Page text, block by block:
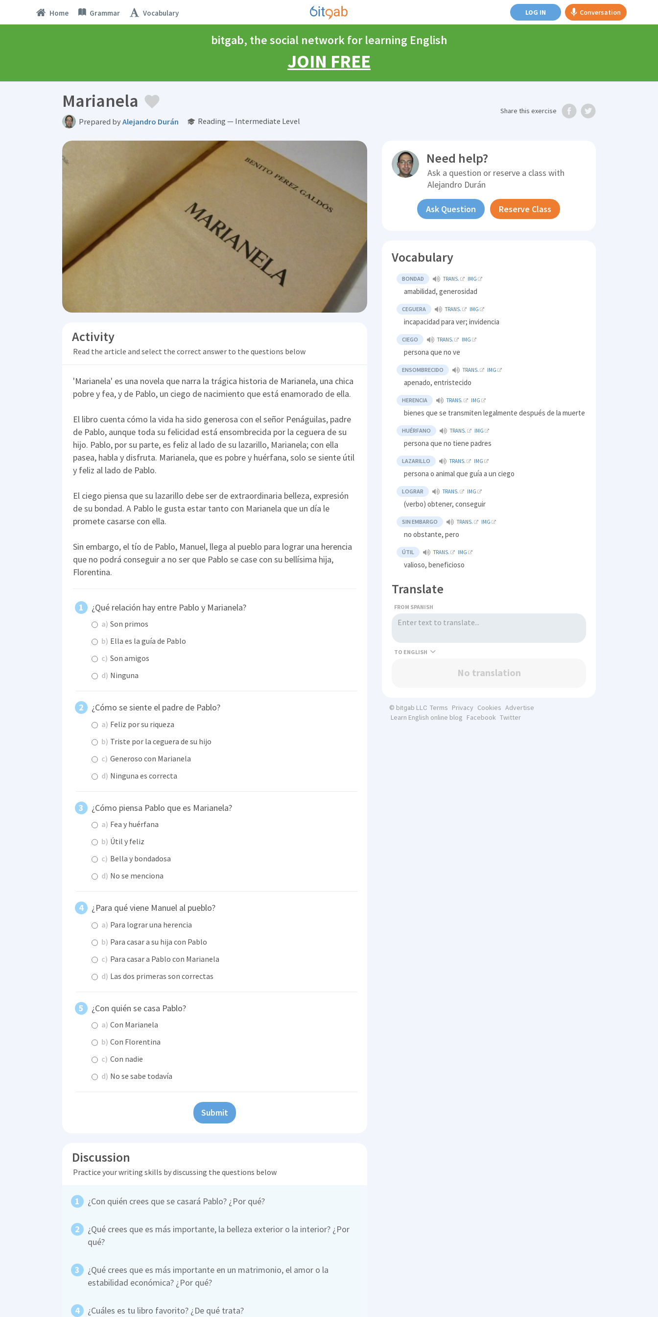
Home Grammar Vocabulary LOG IN Conversation
bitgab, the social network for learning English
JOIN FREE
Marianela
Prepared byAlejandro Durán Reading — Intermediate Level
Share this exercise
Activity
Read the article and select the correct answer to the questions below
'Marianela' es una novela que narra la trágica historia de Marianela, una chica
pobre y fea, y de Pablo, un ciego de nacimiento que está enamorado de ella.
El libro cuenta cómo la vida ha sido generosa con el señor Penáguilas, padre
de Pablo, aunque toda su felicidad está ensombrecida por la ceguera de su
hijo. Pablo, por su parte, es feliz al lado de su lazarillo, Marianela; con ella
pasea, habla y disfruta. Marianela, que es pobre y huérfana, solo se siente útil
y feliz al lado de Pablo.
El ciego piensa que su lazarillo debe ser de extraordinaria belleza, expresión
de su bondad. A Pablo le gusta estar tanto con Marianela que un día le
promete casarse con ella.
Sin embargo, el tío de Pablo, Manuel, llega al pueblo para lograr una herencia
que no podrá conseguir a no ser que Pablo se case con su bellísima hija,
Florentina.
¿Qué relación hay entre Pablo y Marianela?
a) Son primos
b) Ella es la guía de Pablo
c) Son amigos
d) Ninguna
¿Cómo se siente el padre de Pablo?
a) Feliz por su riqueza
b) Triste por la ceguera de su hijo
c) Generoso con Marianela
d) Ninguna es correcta
¿Cómo piensa Pablo que es Marianela?
a) Fea y huérfana
b) Útil y feliz
c) Bella y bondadosa
d) No se menciona
¿Para qué viene Manuel al pueblo?
a) Para lograr una herencia
b) Para casar a su hija con Pablo
c) Para casar a Pablo con Marianela
d) Las dos primeras son correctas
¿Con quién se casa Pablo?
a) Con Marianela
b) Con Florentina
c) Con nadie
d) No se sabe todavía
Submit
Discussion
Practice your writing skills by discussing the questions below
¿Con quién crees que se casará Pablo? ¿Por qué?
¿Qué crees que es más importante, la belleza exterior o la interior? ¿Por
qué?
¿Qué crees que es más importante en un matrimonio, el amor o la
estabilidad económica? ¿Por qué?
¿Cuáles es tu libro favorito? ¿De qué trata?
Need help?
Ask a question or reserve a class with
Alejandro Durán
Ask Question Reserve Class
Vocabulary
BONDAD TRANS. IMG
amabilidad, generosidad
CEGUERA TRANS. IMG
incapacidad para ver; invidencia
CIEGO TRANS. IMG
persona que no ve
ENSOMBRECIDO TRANS. IMG
apenado, entristecido
HERENCIA TRANS. IMG
bienes que se transmiten legalmente después de la muerte
HUÉRFANO TRANS. IMG
persona que no tiene padres
LAZARILLO TRANS. IMG
persona o animal que guía a un ciego
LOGRAR TRANS. IMG
(verbo) obtener, conseguir
SIN EMBARGO TRANS. IMG
no obstante, pero
ÚTIL TRANS. IMG
valioso, beneficioso
Translate
FROM SPANISH
TO
No translation
© bitgab LLC Terms Privacy Cookies Advertise
Learn English online blog Facebook Twitter